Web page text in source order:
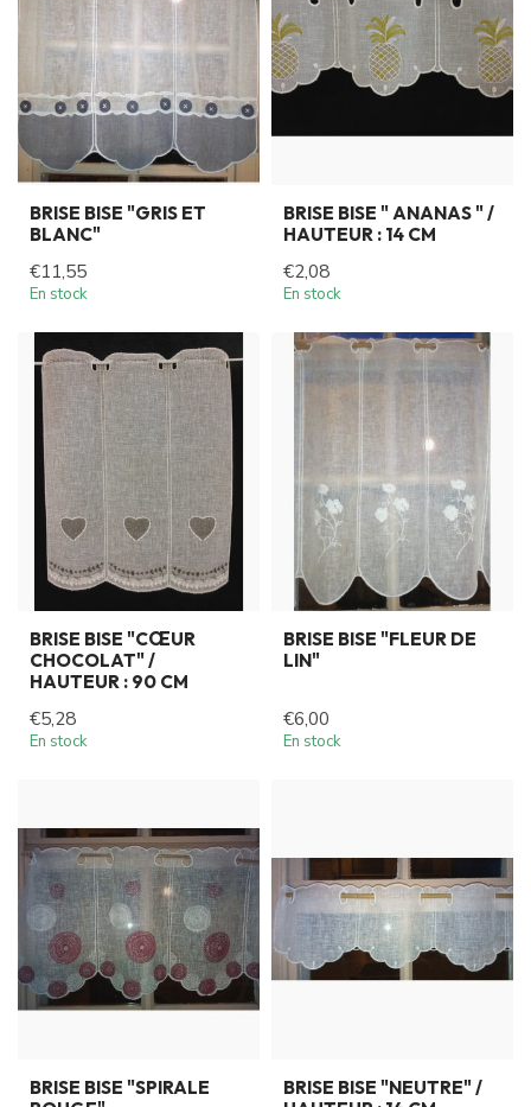
BRISE BISE "GRIS ET
BLANC"
€11,55
En stock
BRISE BISE " ANANAS " /
HAUTEUR : 14 CM
€2,08
En stock
BRISE BISE "CŒUR
CHOCOLAT" /
HAUTEUR : 90 CM
€5,28
En stock
BRISE BISE "FLEUR DE
LIN"
€6,00
En stock
BRISE BISE "SPIRALE
BRISE BISE "NEUTRE" /